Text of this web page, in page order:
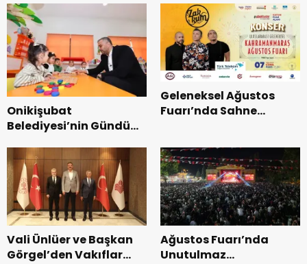
Onikişubat
Belediyesi’nin Gündüz
dönemin ön kayıtları
başladı.
Geleneksel Ağustos
Fuarı’nda Sahne
Vali Ünlüer ve Başkan
Görgel’den Vakıflar
Ağustos Fuarı’nda
Unutulmaz